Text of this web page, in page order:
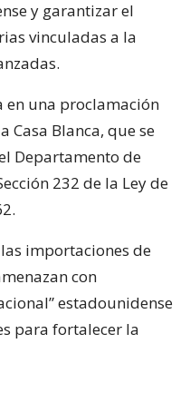
y garantizar el
vinculadas a la
una proclamación
Blanca, que se
Departamento de
232 de la Ley de
importaciones de
con
estadounidense
para fortalecer la